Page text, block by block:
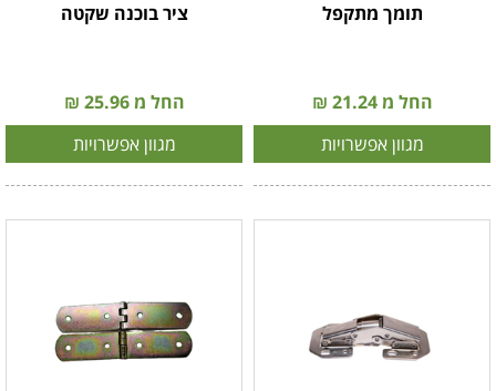
תומך מתקפל
החל מ 21.24 ₪
מגוון אפשרויות
ציר בוכנה שקטה
החל מ 25.96 ₪
מגוון אפשרויות